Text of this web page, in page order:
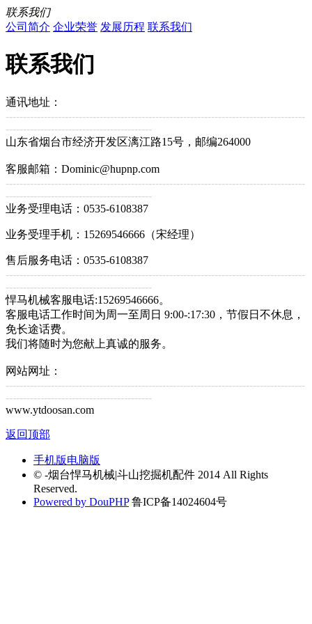
联系我们
公司简介 企业荣誉 发展历程 联系我们
联系我们
通讯地址：
--------------------------------------------------------------------------------------
------------------------------------------
山东省烟台市经济开发区漓江路15号，邮编264000
客服邮箱：Dominic@hupnp.com
--------------------------------------------------------------------------------------
------------------------------------------
业务受理电话：0535-6108387
业务受理手机：15269546666（宋经理）
售后服务电话：0535-6108387
--------------------------------------------------------------------------------------
------------------------------------------
悍马机械客服电话:15269546666。
客服电话工作时间为周一至周日 9:00-:17:30，节假日不休息，
免长途话费。
我们将随时为您献上真诚的服务。
网站网址：
--------------------------------------------------------------------------------------
------------------------------------------
www.ytdoosan.com
返回顶部
手机版电脑版
© -烟台悍马机械|斗山挖掘机配件 2014 All Rights
Reserved.
Powered by DouPHP鲁ICP备14024604号